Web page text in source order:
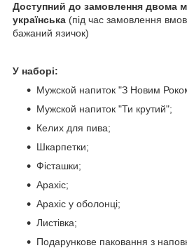
Доступний до замовлення двома
українська (під час замовлення
бажаний язичок)
У наборі:
Мужской напиток "З Новим
Мужской напиток "Ти крутий";
Келих для пива;
Шкарпетки;
Фісташки;
Арахіс;
Арахіс у оболонці;
Листівка;
Подарункове паковання з